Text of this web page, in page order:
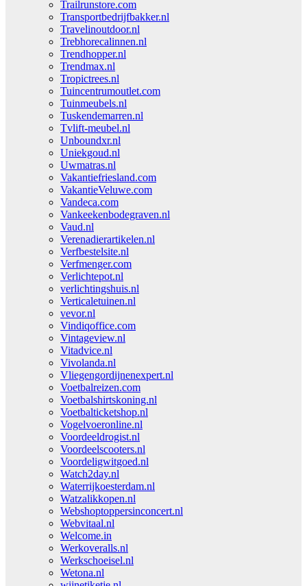
Trailrunstore.com
Transportbedrijfbakker.nl
Travelinoutdoor.nl
Trebhorecalinnen.nl
Trendhopper.nl
Trendmax.nl
Tropictrees.nl
Tuincentrumoutlet.com
Tuinmeubels.nl
Tuskendemarren.nl
Tvlift-meubel.nl
Unboundxr.nl
Uniekgoud.nl
Uwmatras.nl
Vakantiefriesland.com
VakantieVeluwe.com
Vandeca.com
Vankeekenbodegraven.nl
Vaud.nl
Verenadierartikelen.nl
Verfbestelsite.nl
Verfmenger.com
Verlichtepot.nl
verlichtingshuis.nl
Verticaletuinen.nl
vevor.nl
Vindiqoffice.com
Vintageview.nl
Vitadvice.nl
Vivolanda.nl
Vliegengordijnenexpert.nl
Voetbalreizen.com
Voetbalshirtskoning.nl
Voetbalticketshop.nl
Vogelvoeronline.nl
Voordeeldrogist.nl
Voordeelscooters.nl
Voordeligwitgoed.nl
Watch2day.nl
Waterrijkoesterdam.nl
Watzalikkopen.nl
Webshoptoppersinconcert.nl
Webvitaal.nl
Welcome.in
Werkoveralls.nl
Werkschoeisel.nl
Wetona.nl